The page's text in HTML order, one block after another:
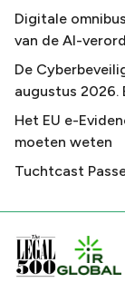
Digitale
van de AI-
De
augustus 2026.
Het EU e-
moeten weten
Tuchtcast